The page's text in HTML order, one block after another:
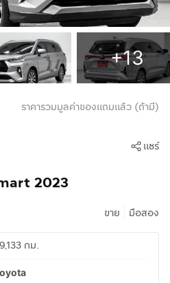
+13
ราคารวมมูลค่าของแถมแล้ว (ถ้ามี)
แชร์
2023
ขาย มือสอง
กม.